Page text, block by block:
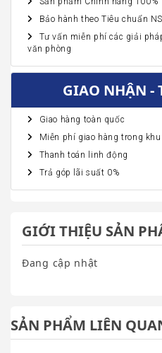
Bảo hành theo Tiêu chuẩn
Tư vấn miễn phí các giải
văn phòng
GIAO NHẬN -
Giao hàng toàn quốc
Miễn phí giao hàng trong khu
Thanh toán linh động
Trả góp lãi suất 0%
GIỚI THIỆU SẢN
Đang cập nhật
SẢN PHẨM LIÊN